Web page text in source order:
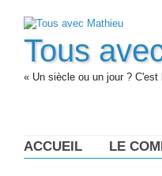
Tous
« Un siècle ou un jour ?
ACCUEIL LE